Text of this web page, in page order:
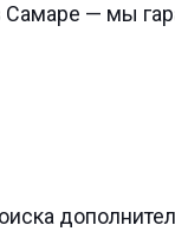
Самаре — мы